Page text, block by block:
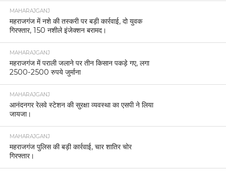
MAHARAJGANJ
महराजगंज में नशे की तस्करी पर बड़ी कार्रवाई, दो युवक
गिरफ्तार, 150 नशीले इंजेक्शन बरामद।
MAHARAJGANJ
महराजगंज में पराली जलाने पर तीन किसान पकड़े गए, लगा
2500-2500 रुपये जुर्माना
MAHARAJGANJ
आनंदनगर रेलवे स्टेशन की सुरक्षा व्यवस्था का एसपी ने लिया
जायजा।
MAHARAJGANJ
महराजगंज पुलिस की बड़ी कार्रवाई, चार शातिर चोर
गिरफ्तार।